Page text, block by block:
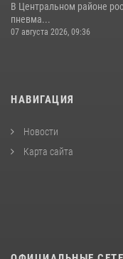
В Центральном районе
пневма...
07 августа 2026, 09:36
НАВИГАЦИЯ
Новости
Карта сайта